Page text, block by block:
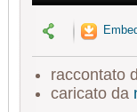
raccontato
caricato da